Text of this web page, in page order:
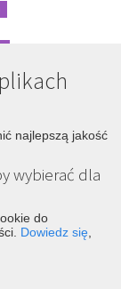
lat temu
najlepszą jakość
wybierać dla
do
Dowiedz się